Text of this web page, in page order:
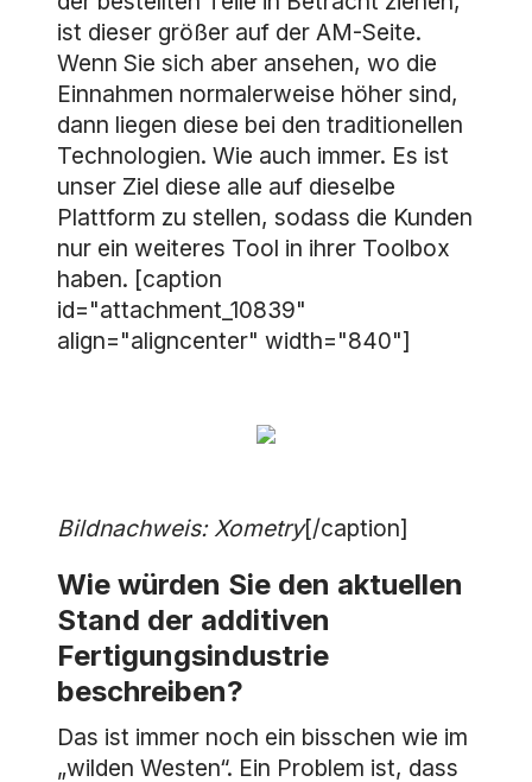
ist dieser größer auf der AM-Seite.
Wenn Sie sich aber ansehen, wo die
Einnahmen normalerweise höher sind,
dann liegen diese bei den traditionellen
Technologien. Wie auch immer. Es ist
unser Ziel diese alle auf dieselbe
Plattform zu stellen, sodass die Kunden
nur ein weiteres Tool in ihrer Toolbox
haben. [caption
id="attachment_10839"
align="aligncenter" width="840"]
Bildnachweis: Xometry[/caption]
Wie würden Sie den aktuellen
Stand der additiven
Fertigungsindustrie
beschreiben?
Das ist immer noch ein bisschen wie im
„wilden Westen“. Ein Problem ist, dass